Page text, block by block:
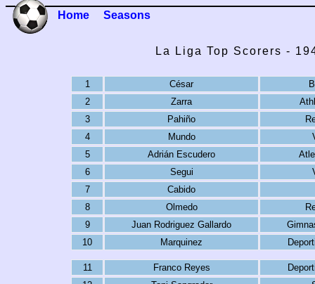
Home Seasons
La Liga Top Scorers -
1 César
2
Zarra
3
Pahiño
4
Mundo
5
Adrián Escudero
6
Segui
7
Cabido
8
Olmedo
9
Juan Rodriguez Gallardo
10
Marquinez
11 Franco Reyes